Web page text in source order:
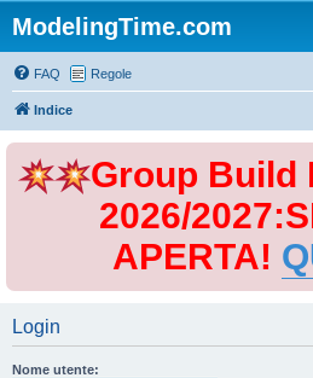
ModelingTime.com
FAQ Regole
Indice
Group Build
2026/
APERTA!
Login
Nome utente: